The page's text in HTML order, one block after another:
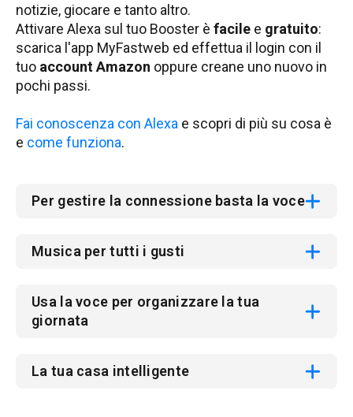
notizie, giocare e tanto altro.
Attivare Alexa sul tuo Booster è facile e gratuito:
scarica l'app MyFastweb ed effettua il login con il
tuo account Amazon oppure creane uno nuovo in
pochi passi.
Fai conoscenza con Alexa e scopri di più su cosa è
e come funziona.
Per gestire la connessione basta la voce
Musica per tutti i gusti
Usa la voce per organizzare la tua
giornata
La tua casa intelligente